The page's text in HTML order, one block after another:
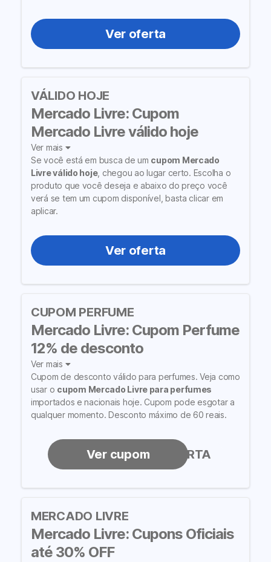
Ver oferta
VÁLIDO HOJE
Mercado Livre: Cupom
Mercado Livre válido hoje
Ver mais
Se você está em busca de um cupom Mercado
Livre válido hoje, chegou ao lugar certo. Escolha o
produto que você deseja e abaixo do preço você
verá se tem um cupom disponível, basta clicar em
aplicar.
Ver oferta
CUPOM PERFUME
Mercado Livre: Cupom Perfume
12% de desconto
Ver mais
Cupom de desconto válido para perfumes. Veja como
usar o cupom Mercado Livre para perfumes
importados e nacionais hoje. Cupom pode esgotar a
qualquer momento. Desconto máximo de 60 reais.
MELIOFERTA
MERCADO LIVRE
Mercado Livre: Cupons Oficiais
até 30% OFF